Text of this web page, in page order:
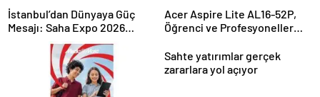
İstanbul’dan Dünyaya Güç
Mesajı: Saha Expo 2026
Rekorlarla Kapılarını Kapattı
Acer Aspire Lite AL16-52P,
Öğrenci ve Profesyoneller
Sahte yatırımlar gerçek
zararlara yol açıyor